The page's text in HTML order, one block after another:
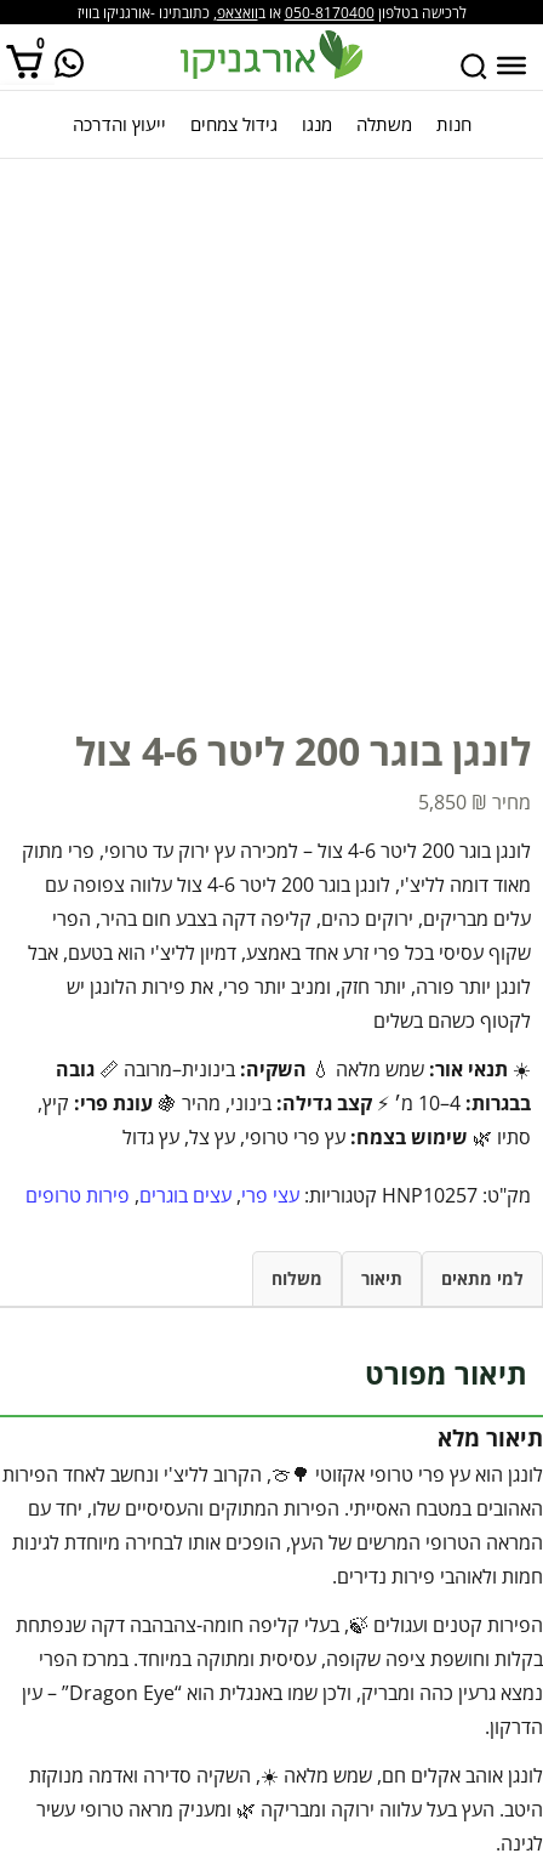
לרכישה בטלפון050-8170400או בוואצאפ, כתובתינו -אורגניקו בוויז
0
אין מוצרים בסל הקניות. חנות משתלה מנגו גידול צמחים ייעוץ והדרכה
לונגן בוגר 200 ליטר 4-6 צול
5,850 ₪
לונגן בוגר 200 ליטר 4-6 צול – למכירה עץ ירוק עד טרופי, פרי מתוק
מאוד דומה לליצ'י, לונגן בוגר 200 ליטר 4-6 צול עלווה צפופה עם
עלים מבריקים, ירוקים כהים, קליפה דקה בצבע חום בהיר, הפרי
שקוף עסיסי בכל פרי זרע אחד באמצע, דמיון לליצ'י הוא בטעם, אבל
לונגן יותר פורה, יותר חזק, ומניב יותר פרי, את פירות הלונגן יש
לקטוף כשהם בשלים
☀️ תנאי אור: שמש מלאה 💧 השקיה: בינונית–מרובה 📏 גובה
בבגרות: 4–10 מ׳ ⚡ קצב גדילה: בינוני, מהיר 🍇 עונת פרי: קיץ,
סתיו 🌿 שימוש בצמח: עץ פרי טרופי, עץ צל, עץ גדול
מק"ט: HNP10257 קטגוריות: עצי פרי, עצים בוגרים, פירות טרופים
למי מתאים תיאור משלוח
תיאור מפורט
תיאור מלא
לונגן הוא עץ פרי טרופי אקזוטי 🌳🍈, הקרוב לליצ'י ונחשב לאחד הפירות
האהובים במטבח האסייתי. הפירות המתוקים והעסיסיים שלו, יחד עם
המראה הטרופי המרשים של העץ, הופכים אותו לבחירה מיוחדת לגינות
חמות ולאוהבי פירות נדירים.
הפירות קטנים ועגולים 🍃, בעלי קליפה חומה-צהבהבה דקה שנפתחת
בקלות וחושפת ציפה שקופה, עסיסית ומתוקה במיוחד. במרכז הפרי
נמצא גרעין כהה ומבריק, ולכן שמו באנגלית הוא “Dragon Eye” – עין
הדרקון.
לונגן אוהב אקלים חם, שמש מלאה ☀️, השקיה סדירה ואדמה מנוקזת
היטב. העץ בעל עלווה ירוקה ומבריקה 🌿 ומעניק מראה טרופי עשיר
לגינה.